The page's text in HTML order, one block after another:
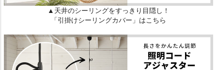
▲天井のシーリングをすっきり目隠し！
「引掛けシーリングカバー」はこちら